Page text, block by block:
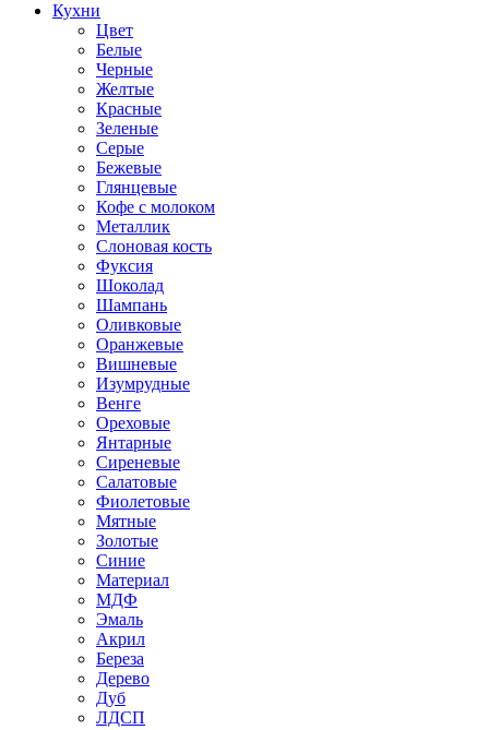
Кухни
Цвет
Белые
Черные
Желтые
Красные
Зеленые
Серые
Бежевые
Глянцевые
Кофе с молоком
Металлик
Слоновая кость
Фуксия
Шоколад
Шампань
Оливковые
Оранжевые
Вишневые
Изумрудные
Венге
Ореховые
Янтарные
Сиреневые
Салатовые
Фиолетовые
Мятные
Золотые
Синие
Материал
МДФ
Эмаль
Акрил
Береза
Дерево
Дуб
ЛДСП